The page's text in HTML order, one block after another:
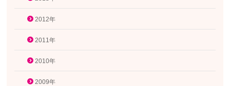
2012年
2011年
2010年
2009年